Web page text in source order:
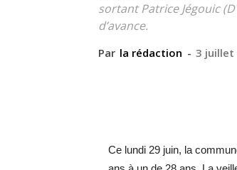
sortant Patrice Jégouic
d’avance.
Par la rédaction - 3 juillet
Ce lundi 29 juin, la